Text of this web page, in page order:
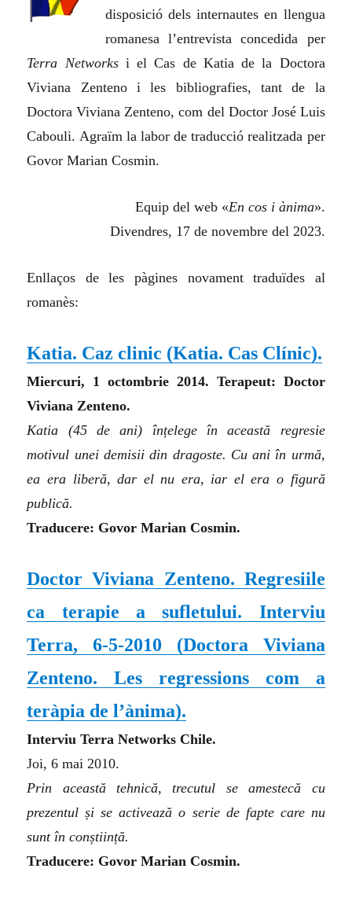
disposició dels internautes en llengua
romanesa l’entrevista concedida per
Terra Networksi el Cas de Katia de la Doctora
Viviana Zenteno i les bibliografies, tant de la
Doctora Viviana Zenteno, com del Doctor José Luis
Cabouli. Agraïm la labor de traducció realitzada per
Govor Marian Cosmin.
Equip del web «En cos i ànima».
Divendres, 17 de novembre del 2023.
Enllaços de les pàgines novament traduïdes al
romanès:
Katia. Caz clinic (Katia. Cas Clínic).
Miercuri, 1 octombrie 2014. Terapeut: Doctor
Viviana Zenteno.
Katia (45 de ani) înțelege în această regresie
motivul unei demisii din dragoste. Cu ani în urmă,
ea era liberă, dar el nu era, iar el era o figură
publică.
Traducere: Govor Marian Cosmin.
Doctor Viviana Zenteno. Regresiile
ca terapie a sufletului. Interviu
Terra, 6-5-2010 (Doctora Viviana
Zenteno. Les regressions com a
teràpia de l’ànima).
Interviu Terra Networks Chile.
Joi, 6 mai 2010.
Prin această tehnică, trecutul se amestecă cu
prezentul și se activează o serie de fapte care nu
sunt în conștiință.
Traducere: Govor Marian Cosmin.